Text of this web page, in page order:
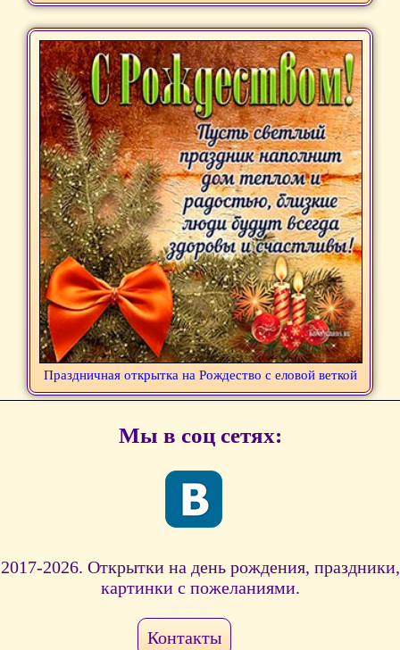
Праздничная открытка на Рождество с еловой веткой
Мы в соц сетях:
2017-2026. Открытки на день рождения, праздники,
картинки с пожеланиями.
Контакты